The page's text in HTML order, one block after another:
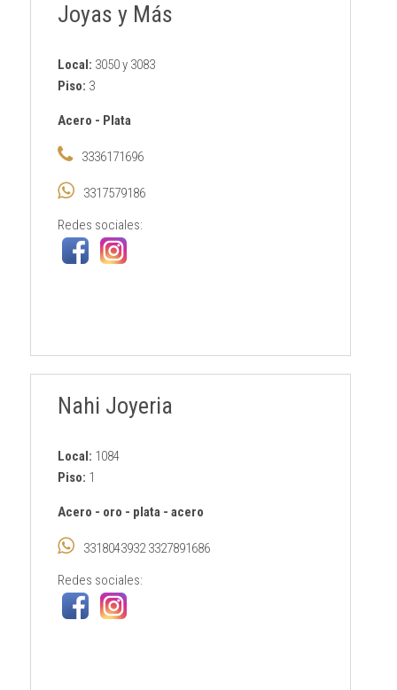
Joyas y Más
Local: 3050 y 3083
Piso: 3
Acero - Plata
3336171696
3317579186
Redes sociales:
Nahi Joyeria
Local: 1084
Piso: 1
Acero - oro - plata - acero
3318043932 3327891686
Redes sociales: